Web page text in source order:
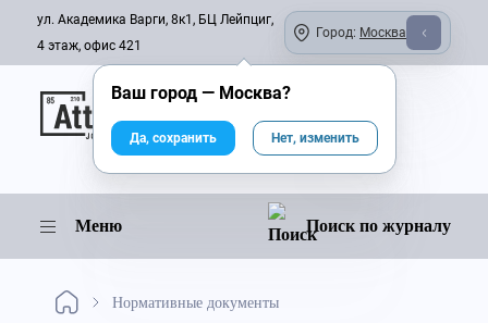
ул. Академика Варги, 8к1, БЦ Лейпциг,
4 этаж, офис 421
Город: Москва
Онлайн-журнал
Меню Поиск по журналу
Нормативные документы
Ваш город — Москва?
Да, сохранить Нет, изменить